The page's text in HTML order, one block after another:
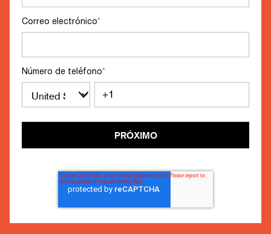
Correo electrónico*
Número de teléfono*
PRÓXIMO